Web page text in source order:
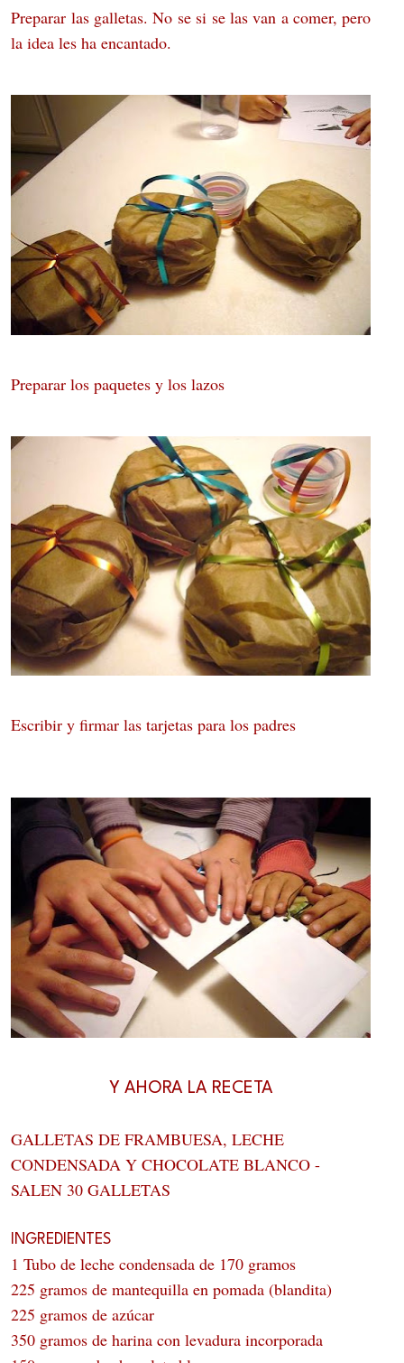
Preparar las galletas. No se si se las van a comer, pero
la idea les ha encantado.
Preparar los paquetes y los lazos
Escribir y firmar las tarjetas para los padres
Y AHORA LA RECETA
GALLETAS DE FRAMBUESA, LECHE
CONDENSADA Y CHOCOLATE BLANCO -
SALEN 30 GALLETAS
INGREDIENTES
1 Tubo de leche condensada de 170 gramos
225 gramos de mantequilla en pomada (blandita)
225 gramos de azúcar
350 gramos de harina con levadura incorporada